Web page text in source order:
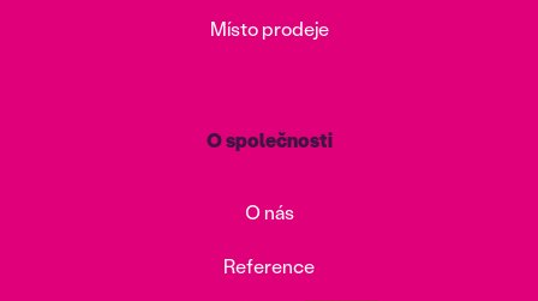
Místo prodeje
O společnosti
O nás
Reference